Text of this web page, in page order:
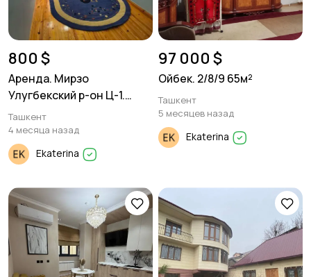
800 $
Аренда. Мирзо
Улугбекский р-он Ц-1.
4/3/4 130м²
Ташкент
4 месяца назад
Ekaterina
97 000 $
Ойбек. 2/8/9 65м²
Ташкент
5 месяцев назад
Ekaterina